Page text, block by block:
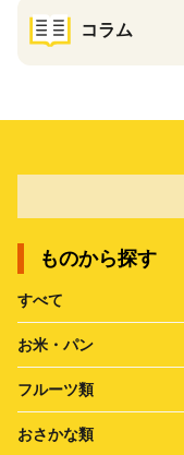
コラム
ものから探す
すべて
お米・パン
フルーツ類
おさかな類